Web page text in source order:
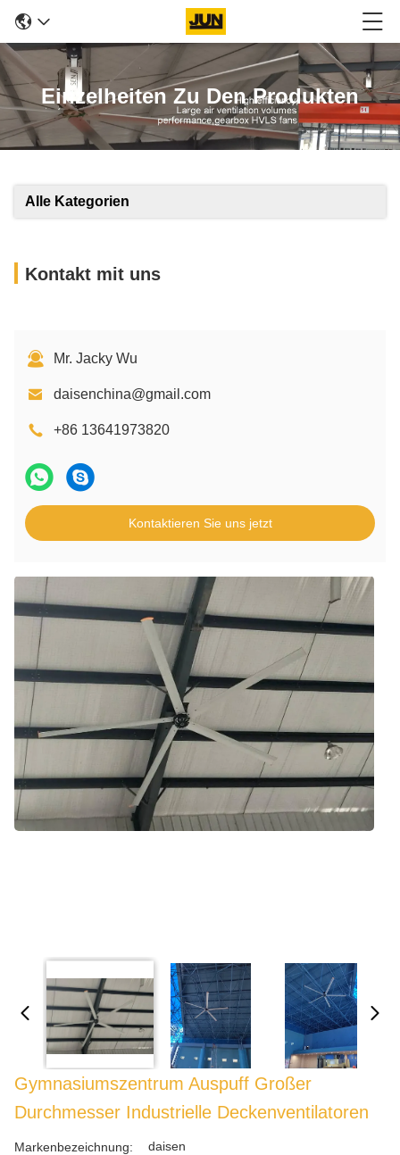
Einzelheiten Zu Den Produkten
Alle Kategorien
Kontakt mit uns
Mr. Jacky Wu
daisenchina@gmail.com
+86 13641973820
Kontaktieren Sie uns jetzt
Gymnasiumszentrum Auspuff Großer
Durchmesser Industrielle Deckenventilatoren
Markenbezeichnung: daisen